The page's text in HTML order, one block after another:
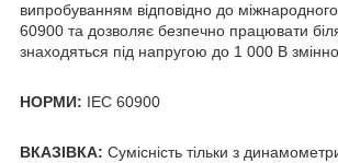
випробуванням відповідно до
60900 та дозволяє безпечно працювати
знаходяться під напругою до 1 000 В
НОРМИ: IEC 60900
ВКАЗІВКА: Сумісність тільки з